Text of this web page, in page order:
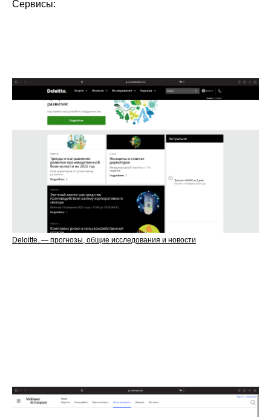
Cервисы:
Deloitte. — прогнозы, общие исследования и новости
НЕ ЗНАЕТЕ, С ЧЕГО
НАЧАТЬ ОБУЧЕНИЕ?
МЫ ПОМОЖЕМ ПОДОБРАТЬ
ПОДХОДЯЩИЙ КУРС И ОТВЕТИМ НА
ЛЮБЫЕ ВАШИ ВОПРОСЫ.
ПРИСОЕДИНЯЙТЕСЬ К
2500+
к непрерывному развитию и
профессиональной реализации.
ПРИШЛЁМ WORKBOOK C
ПИСЬМЕННЫМИ ПРАКТИКАМИ.